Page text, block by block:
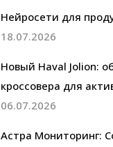
Нейросети для
18.07.2026
Новый Haval Jolion:
кроссовера для
06.07.2026
Астра Мониторинг: